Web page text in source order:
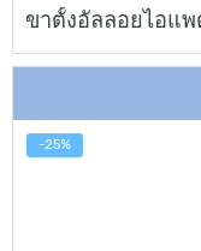
-25%